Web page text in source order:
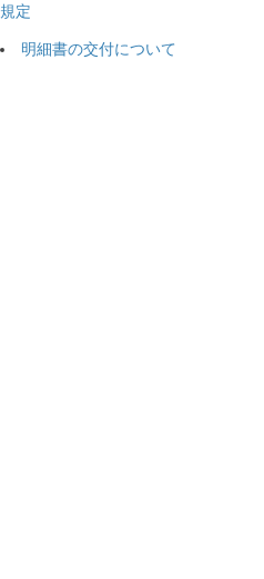
規定
明細書の交付について